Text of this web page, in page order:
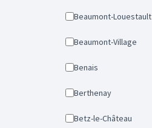
Beaumont-Louestault
Beaumont-Village
Benais
Berthenay
Betz-le-Château